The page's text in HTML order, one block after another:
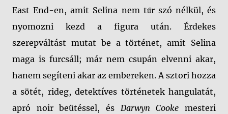
East End-en, amit Selina nem tűr szó nélkül, és
nyomozni kezd a figura után. Érdekes
szerepváltást mutat be a történet, amit Selina
maga is furcsáll; már nem csupán elvenni akar,
hanem segíteni akar az embereken. A sztori hozza
a sötét, rideg, detektíves történetek hangulatát,
apró noir beütéssel, és Darwyn Cooke mesteri